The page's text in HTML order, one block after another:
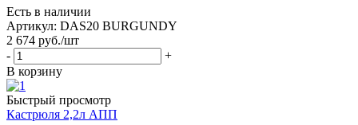
Есть в наличии
Артикул: DAS20 BURGUNDY
2 674 руб./шт
-
+
В корзину
Быстрый просмотр
Кастрюля 2,2л АПП